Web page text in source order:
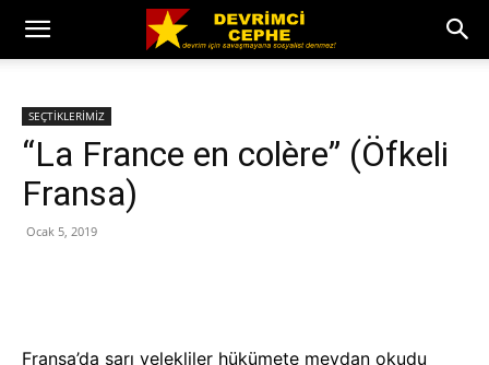
SEÇTİKLERİMİZ
“La France en colère” (Öfkeli
Fransa)
Ocak 5, 2019
Fransa’da sarı yelekliler hükümete meydan okudu